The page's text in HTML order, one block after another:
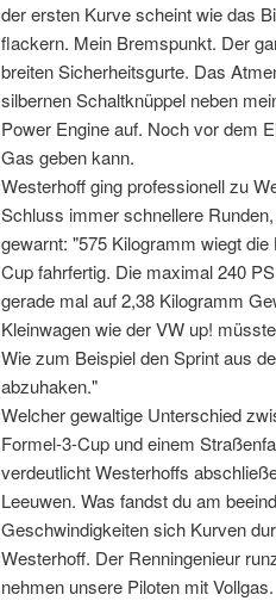
der ersten Kurve scheint wie das
flackern. Mein Bremspunkt. Der
breiten Sicherheitsgurte. Das
silbernen Schaltknüppel neben
Power Engine auf. Noch vor dem
Gas geben kann.
Westerhoff ging professionell zu
Schluss immer schnellere
gewarnt: "575 Kilogramm wiegt
Cup fahrfertig. Die maximal 240
gerade mal auf 2,38 Kilogramm
Kleinwagen wie der VW up!
Wie zum Beispiel den Sprint aus
abzuhaken."
Welcher gewaltige Unterschied
Formel-3-Cup und einem
verdeutlicht Westerhoffs
Leeuwen. Was fandst du am
Geschwindigkeiten sich Kurven
Westerhoff. Der Renningenieur
nehmen unsere Piloten mit Vollgas.